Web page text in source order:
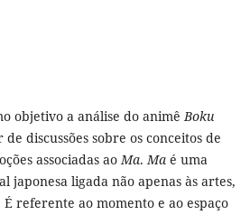
objetivo a análise do animêBoku
discussões sobre os conceitos de
associadas aoMa.Maé uma
japonesa ligada não apenas às artes,
referente ao momento e ao espaço